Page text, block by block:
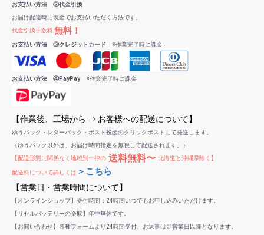
お支払い方法 ②代金引換
お届け配達時に現金でお支払いただく方法です。
代金引換手数料無料！
お支払い方法 ③クレジットカード ※作業完了時に課金
お支払い方法 ④PayPay※作業完了時に課金
【作業後、工場から ⇒ お客様への配送について】
ゆうパック・レターパック・ポスト投函のクリックポストにて発送します。
（ゆうパック以外は、お届け時間指定を無視して配送されます。）
【配送形態に関係なく地域別一律の 送料無料〜 北海道と沖縄県除く】
配送料について詳しくは ＞こちら
【営業日・営業時間について】
【オンラインショップ】受付時間：24時間いつでもお申し込みいただけます。
【リセルバッテリーの受取】年中無休です。
【お問い合わせ】各種フォームより24時間受付、お返事は翌営業日以降となります。